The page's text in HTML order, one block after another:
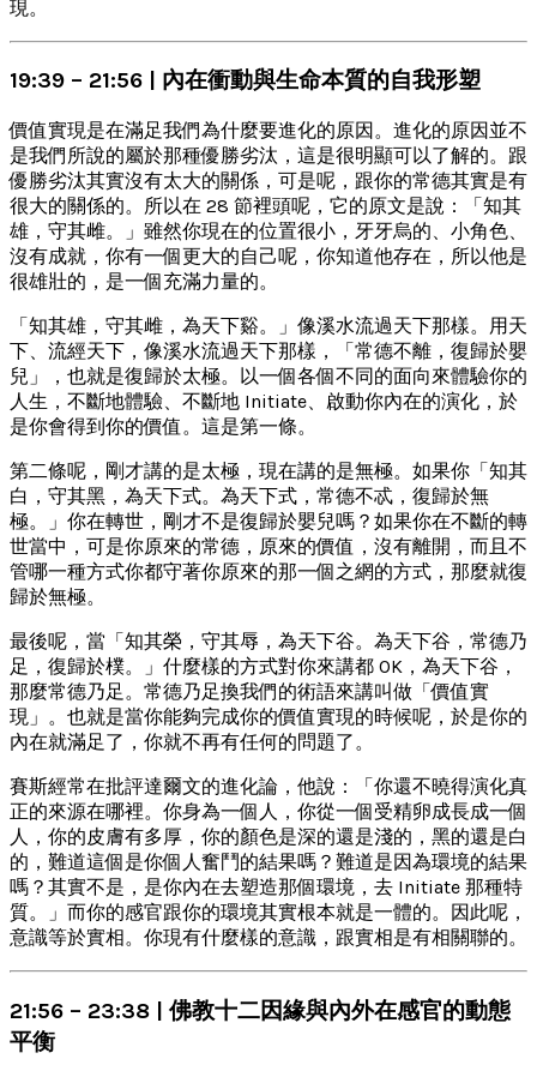
現。
19:39 – 21:56 | 內在衝動與生命本質的自我形塑
價值實現是在滿足我們為什麼要進化的原因。進化的原因並不
是我們所說的屬於那種優勝劣汰，這是很明顯可以了解的。跟
優勝劣汰其實沒有太大的關係，可是呢，跟你的常德其實是有
很大的關係的。所以在 28 節裡頭呢，它的原文是說：「知其
雄，守其雌。」雖然你現在的位置很小，牙牙烏的、小角色、
沒有成就，你有一個更大的自己呢，你知道他存在，所以他是
很雄壯的，是一個充滿力量的。
「知其雄，守其雌，為天下谿。」像溪水流過天下那樣。用天
下、流經天下，像溪水流過天下那樣，「常德不離，復歸於嬰
兒」，也就是復歸於太極。以一個各個不同的面向來體驗你的
人生，不斷地體驗、不斷地 Initiate、啟動你內在的演化，於
是你會得到你的價值。這是第一條。
第二條呢，剛才講的是太極，現在講的是無極。如果你「知其
白，守其黑，為天下式。為天下式，常德不忒，復歸於無
極。」你在轉世，剛才不是復歸於嬰兒嗎？如果你在不斷的轉
世當中，可是你原來的常德，原來的價值，沒有離開，而且不
管哪一種方式你都守著你原來的那一個之網的方式，那麼就復
歸於無極。
最後呢，當「知其榮，守其辱，為天下谷。為天下谷，常德乃
足，復歸於樸。」什麼樣的方式對你來講都 OK，為天下谷，
那麼常德乃足。常德乃足換我們的術語來講叫做「價值實
現」。也就是當你能夠完成你的價值實現的時候呢，於是你的
內在就滿足了，你就不再有任何的問題了。
賽斯經常在批評達爾文的進化論，他說：「你還不曉得演化真
正的來源在哪裡。你身為一個人，你從一個受精卵成長成一個
人，你的皮膚有多厚，你的顏色是深的還是淺的，黑的還是白
的，難道這個是你個人奮鬥的結果嗎？難道是因為環境的結果
嗎？其實不是，是你內在去塑造那個環境，去 Initiate 那種特
質。」而你的感官跟你的環境其實根本就是一體的。因此呢，
意識等於實相。你現有什麼樣的意識，跟實相是有相關聯的。
21:56 – 23:38 | 佛教十二因緣與內外在感官的動態
平衡